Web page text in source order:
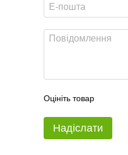
Оцініть товар
Надіслати